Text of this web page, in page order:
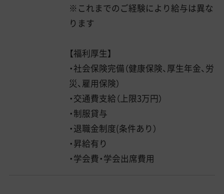
※これまでのご経験により給与は異な
ります
【福利厚生】
・社会保険完備（健康保険、厚生年金、労
災、雇用保険）
・交通費支給（上限3万円）
・制服貸与
・退職金制度(条件あり）
・昇給有り
・学会費・学会出席費用